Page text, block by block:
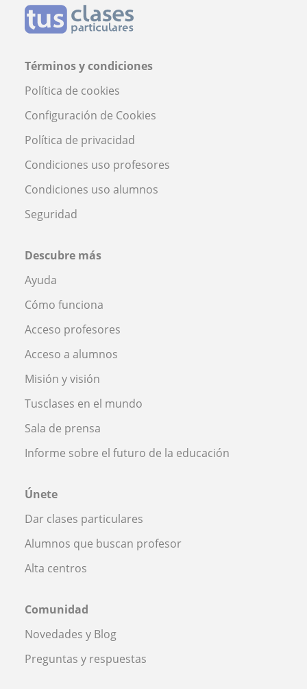
Términos y condiciones
Política de cookies
Configuración de Cookies
Política de privacidad
Condiciones uso profesores
Condiciones uso alumnos
Seguridad
Descubre más
Ayuda
Cómo funciona
Acceso profesores
Acceso a alumnos
Misión y visión
Tusclases en el mundo
Sala de prensa
Informe sobre el futuro de la educación
Únete
Dar clases particulares
Alumnos que buscan profesor
Alta centros
Comunidad
Novedades y Blog
Preguntas y respuestas